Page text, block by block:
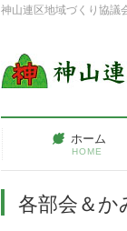
神山連区地域づくり協議
ホーム
HOME
各部会＆か